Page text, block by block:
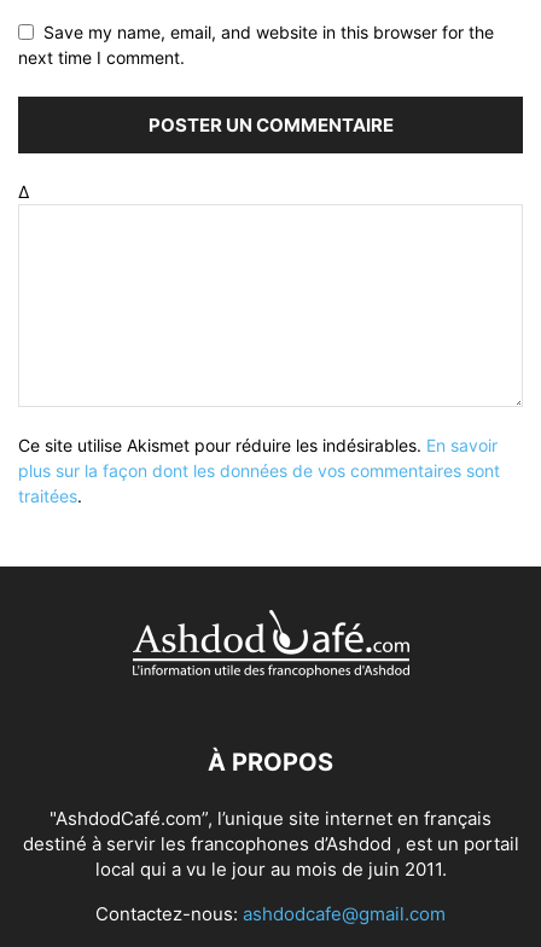
Save my name, email, and website in this browser for the
next time I comment.
Δ
Ce site utilise Akismet pour réduire les indésirables. En savoir
plus sur la façon dont les données de vos commentaires sont
traitées.
À PROPOS
"AshdodCafé.com”, l’unique site internet en français
destiné à servir les francophones d’Ashdod , est un portail
local qui a vu le jour au mois de juin 2011.
Contactez-nous: ashdodcafe@gmail.com